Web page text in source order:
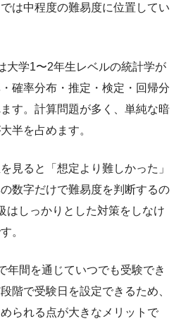
は中程度の難易度に位置してい
大学1〜2年生レベルの統計学が
確率分布・推定・検定・回帰分
す。計算問題が多く、単純な暗
半を占めます。
見ると「想定より難しかった」
数字だけで難易度を判断するの
はしっかりとした対策をしなけ
。
年間を通じていつでも受験でき
階で受験日を設定できるため、
られる点が大きなメリットで